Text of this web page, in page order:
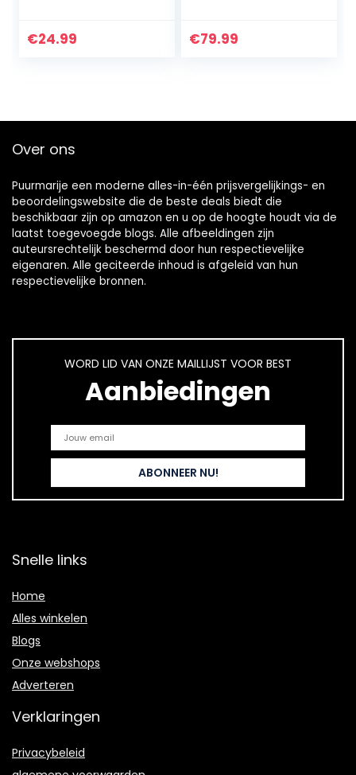
Gift Box – 3x30ml
€24.99
en meerdere modi,
€79.99
Over ons
Puurmarije een moderne alles-in-één prijsvergelijkings- en
beoordelingswebsite die de beste deals biedt die
beschikbaar zijn op amazon en u op de hoogte houdt via de
laatst toegevoegde blogs. Alle afbeeldingen zijn
auteursrechtelijk beschermd door hun respectievelijke
eigenaren. Alle geciteerde inhoud is afgeleid van hun
respectievelijke bronnen.
WORD LID VAN ONZE MAILLIJST VOOR BEST
Aanbiedingen
Snelle links
Home
Alles winkelen
Blogs
Onze webshops
Adverteren
Verklaringen
Privacybeleid